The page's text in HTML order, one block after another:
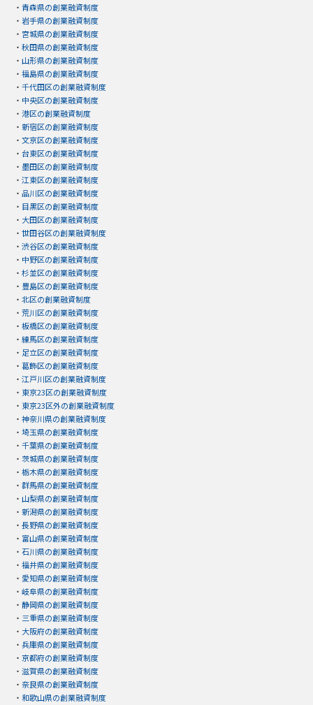
・ 青森県の創業融資制度
・ 岩手県の創業融資制度
・ 宮城県の創業融資制度
・ 秋田県の創業融資制度
・ 山形県の創業融資制度
・ 福島県の創業融資制度
・ 千代田区の創業融資制度
・ 中央区の創業融資制度
・ 港区の創業融資制度
・ 新宿区の創業融資制度
・ 文京区の創業融資制度
・ 台東区の創業融資制度
・ 墨田区の創業融資制度
・ 江東区の創業融資制度
・ 品川区の創業融資制度
・ 目黒区の創業融資制度
・ 大田区の創業融資制度
・ 世田谷区の創業融資制度
・ 渋谷区の創業融資制度
・ 中野区の創業融資制度
・ 杉並区の創業融資制度
・ 豊島区の創業融資制度
・ 北区の創業融資制度
・ 荒川区の創業融資制度
・ 板橋区の創業融資制度
・ 練馬区の創業融資制度
・ 足立区の創業融資制度
・ 葛飾区の創業融資制度
・ 江戸川区の創業融資制度
・ 東京23区の創業融資制度
・ 東京23区外の創業融資制度
・ 神奈川県の創業融資制度
・ 埼玉県の創業融資制度
・ 千葉県の創業融資制度
・ 茨城県の創業融資制度
・ 栃木県の創業融資制度
・ 群馬県の創業融資制度
・ 山梨県の創業融資制度
・ 新潟県の創業融資制度
・ 長野県の創業融資制度
・ 富山県の創業融資制度
・ 石川県の創業融資制度
・ 福井県の創業融資制度
・ 愛知県の創業融資制度
・ 岐阜県の創業融資制度
・ 静岡県の創業融資制度
・ 三重県の創業融資制度
・ 大阪府の創業融資制度
・ 兵庫県の創業融資制度
・ 京都府の創業融資制度
・ 滋賀県の創業融資制度
・ 奈良県の創業融資制度
・ 和歌山県の創業融資制度